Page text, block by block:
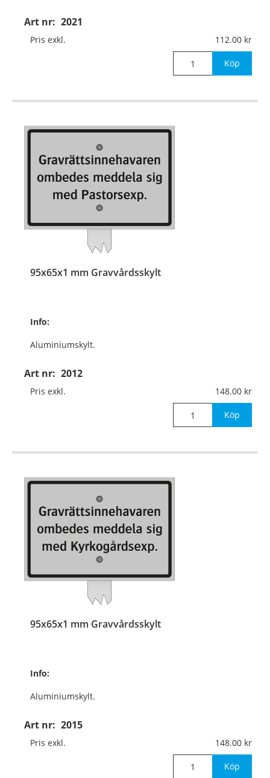
Art nr: 2021
Med aluminiumskena
350x10x3 mm
Pris exkl. 112.00
Köp
95x65x1 mm Gravvårdsskylt
Art nr: 2012
Info:
Aluminiumskylt.
Med aluminiumskena
350x10x3 mm
Pris exkl. 148.00
Köp
95x65x1 mm Gravvårdsskylt
Art nr: 2015
Info:
Aluminiumskylt.
Med aluminiumskena
350x10x3 mm
Pris exkl. 148.00
Köp